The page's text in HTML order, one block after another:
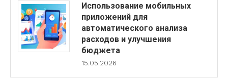
Использование мобильных
приложений для
автоматического анализа
расходов и улучшения
бюджета
15.05.2026